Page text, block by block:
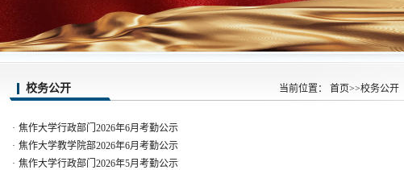
校务公开 当前位置： 首页>>校务公开
· 焦作大学行政部门2026年6月考勤公示
· 焦作大学教学院部2026年6月考勤公示
· 焦作大学行政部门2026年5月考勤公示